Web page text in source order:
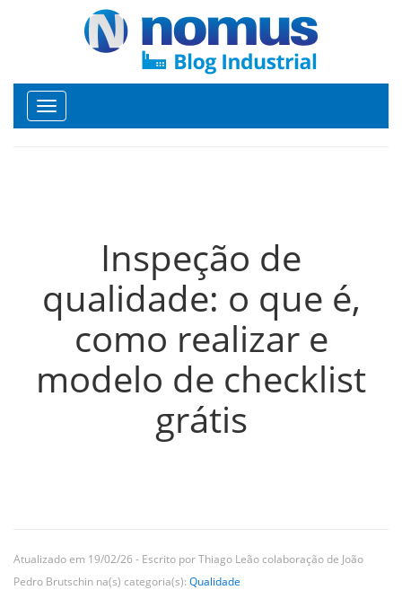
Toggle
navigation
Inspeção de
qualidade: o que é,
como realizar e
modelo de checklist
grátis
Atualizado em 19/02/26 - Escrito por Thiago Leão colaboração de João
Pedro Brutschin na(s) categoria(s): Qualidade